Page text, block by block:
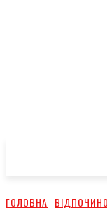
ГОЛОВНА